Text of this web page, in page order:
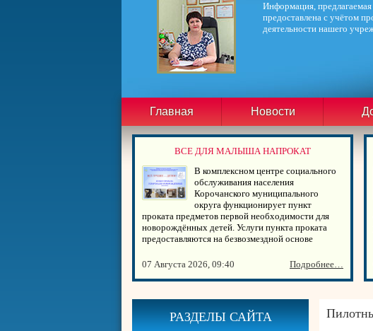
Информация,
предоставлена с учётом
деятельности нашего
Главная Новости
ВСЕ ДЛЯ МАЛЫША НАПРОКАТ
В комплексном центре социального
обслуживания населения
Корочанского муниципального
округа функционирует пункт
проката предметов первой необходимости для
новорождённых детей. Услуги пункта проката
предоставляются на безвозмездной основе
07 Августа 2026, 09:40 Подробнее…
РАЗДЕЛЫ САЙТА